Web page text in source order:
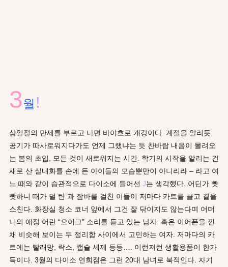
3월 !
삼일절의 만세를 부르고 나면 바야흐로 개강이다. 계절을 알리듯
공기가 따사로워지다가도 언제 그랬냐는 듯 찬바람 내음이 몰려오
는 봄의 초입, 모든 것이 새로워지는 시간. 학기의 시작을 알리는 건
새로 산 실내화를 손에 든 아이들의 모습뿐만이 아니리라 – 라고 여
느 때와 같이 습관적으로 다이소에 들어선 J는 생각했다. 어딘가 빳
빳하니 때가 덜 탄 과 잠바를 걸친 이들이 저마다 카트를 끌고 곁을
스친다. 화장실 청소 코너 앞에서 그건 잘 닦이지도 않는다며 어머
니의 애정 어린 “으이그” 소리를 듣고 있는 남자. 혹은 이어폰을 낀
채 비슷해 보이는 두 정리함 사이에서 고민하는 여자. 저마다의 카
트에는 빨래망, 락스, 캡슐 세제 등등…. 이런저런 생활용품이 한가
득이다. 3월의 다이소 연희점은 그런 20대 남녀로 북적인다. 자기